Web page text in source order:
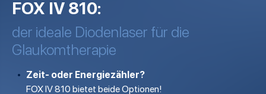
der ideale Diodenlaser für die
Glaukomtherapie
Zeit- oder Energiezähler?
FOX IV 810 bietet beide Optionen!